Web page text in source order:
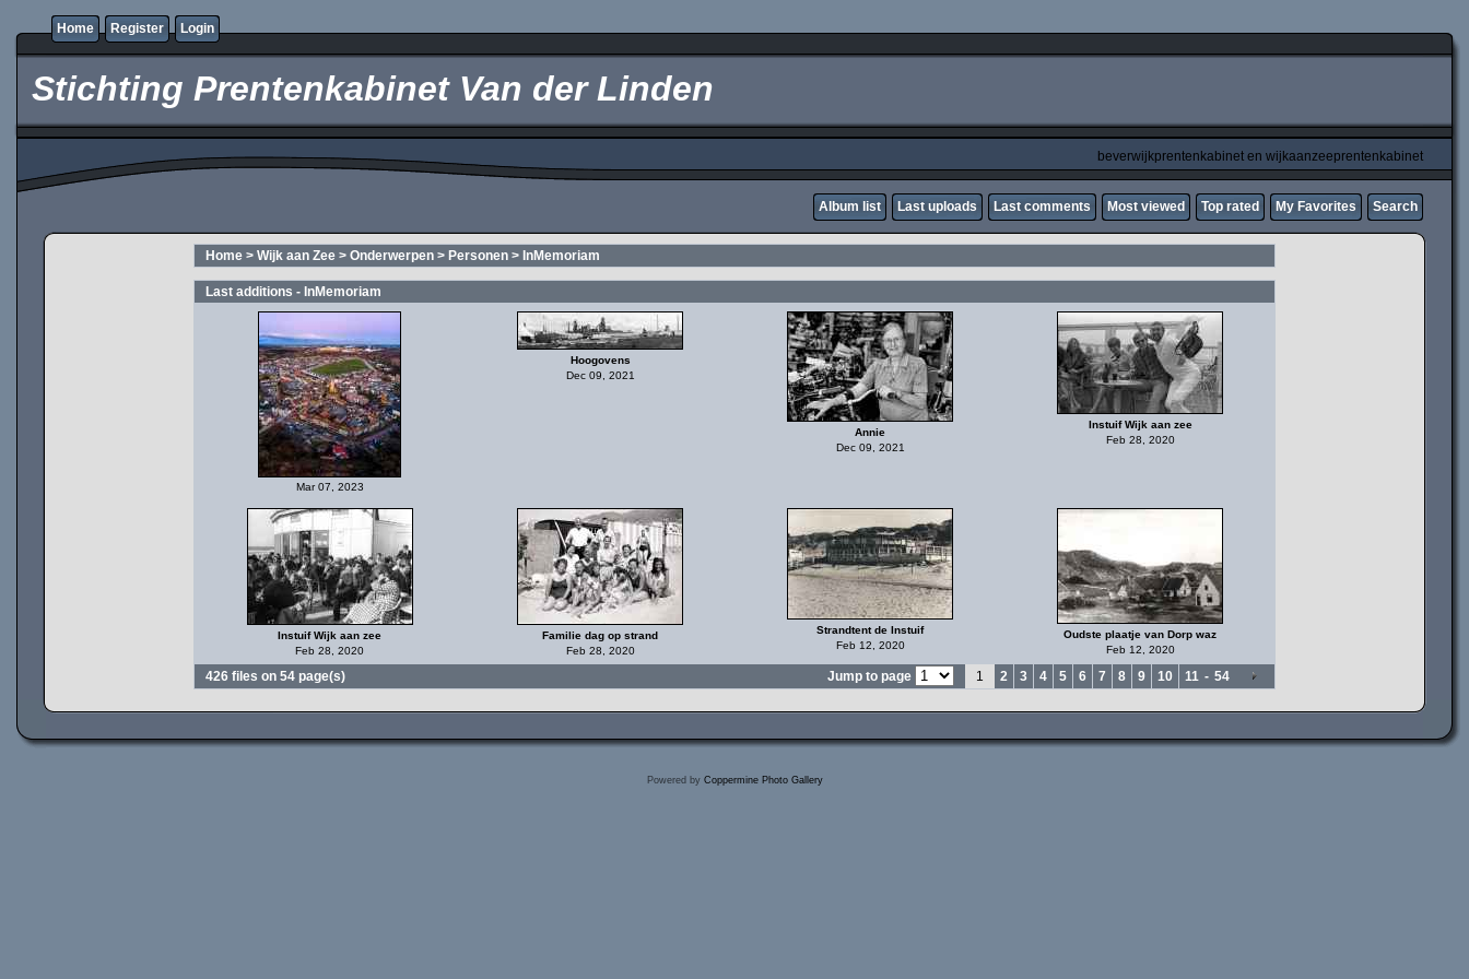
Home Register Login
Stichting Prentenkabinet Van der Linden
beverwijkprentenkabinet en wijkaanzeeprentenkabinet
Album list Last uploads Last comments Most viewed Top rated My Favorites Search
Home > Wijk aan Zee > Onderwerpen > Personen > InMemoriam
Last additions - InMemoriam
Mar 07, 2023
Hoogovens
Dec 09, 2021
Annie
Dec 09, 2021
Instuif Wijk aan zee
Feb 28, 2020
Instuif Wijk aan zee
Feb 28, 2020
Familie dag op strand
Feb 28, 2020
Strandtent de Instuif
Feb 12, 2020
Oudste plaatje van Dorp waz
Feb 12, 2020
426 files on 54 page(s) Jump to page 1 2 3 4 5 6 7 8 9 10 11 - 54
Powered by Coppermine Photo Gallery